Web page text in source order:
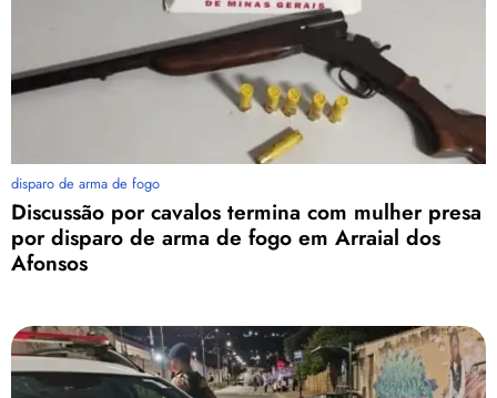
disparo de arma de fogo
Discussão por cavalos termina com mulher presa
por disparo de arma de fogo em Arraial dos
Afonsos